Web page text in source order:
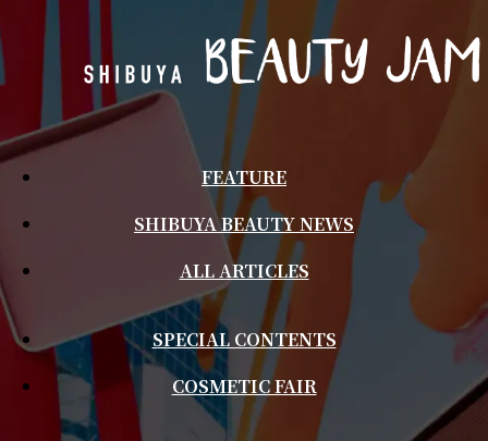
FEATURE
SHIBUYA BEAUTY NEWS
ALL ARTICLES
SPECIAL CONTENTS
COSMETIC FAIR